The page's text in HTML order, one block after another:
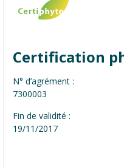
Certification
N° d’agrément :
7300003
Fin de validité :
19/11/2017